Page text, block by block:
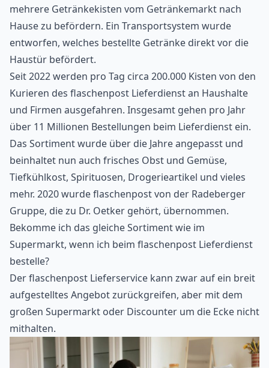
mehrere Getränkekisten vom Getränkemarkt nach
Hause zu befördern. Ein Transportsystem wurde
entworfen, welches bestellte Getränke direkt vor die
Haustür befördert.
Seit 2022 werden pro Tag circa 200.000 Kisten von den
Kurieren des flaschenpost Lieferdienst an Haushalte
und Firmen ausgefahren. Insgesamt gehen pro Jahr
über 11 Millionen Bestellungen beim Lieferdienst ein.
Das Sortiment wurde über die Jahre angepasst und
beinhaltet nun auch frisches Obst und Gemüse,
Tiefkühlkost, Spirituosen, Drogerieartikel und vieles
mehr. 2020 wurde flaschenpost von der Radeberger
Gruppe, die zu Dr. Oetker gehört, übernommen.
Bekomme ich das gleiche Sortiment wie im
Supermarkt, wenn ich beim flaschenpost Lieferdienst
bestelle?
Der flaschenpost Lieferservice kann zwar auf ein breit
aufgestelltes Angebot zurückgreifen, aber mit dem
großen Supermarkt oder Discounter um die Ecke nicht
mithalten.